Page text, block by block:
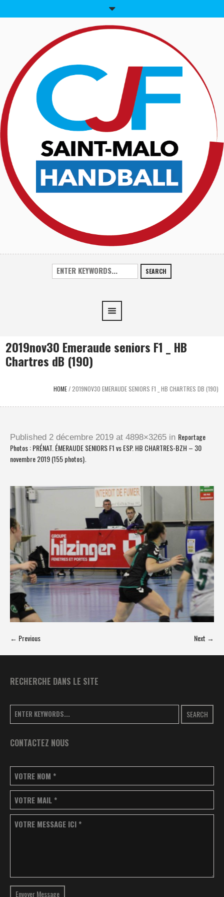
SEARCH
2019nov30 Emeraude seniors F1 _ HB
Chartres dB (190)
HOME/2019NOV30 EMERAUDE SENIORS F1 _ HB CHARTRES DB (190)
Published 2 décembre 2019 at 4898×3265 in Reportage
Photos : PRÉNAT. ÉMERAUDE SENIORS F1 vs ESP. HB CHARTRES-BZH – 30
novembre 2019 (155 photos).
← Previous Next →
RECHERCHE DANS LE SITE
SEARCH
CONTACTEZ NOUS
VOTRE NOM *
VOTRE MAIL *
VOTRE MESSAGE ICI *
Envoyer Message